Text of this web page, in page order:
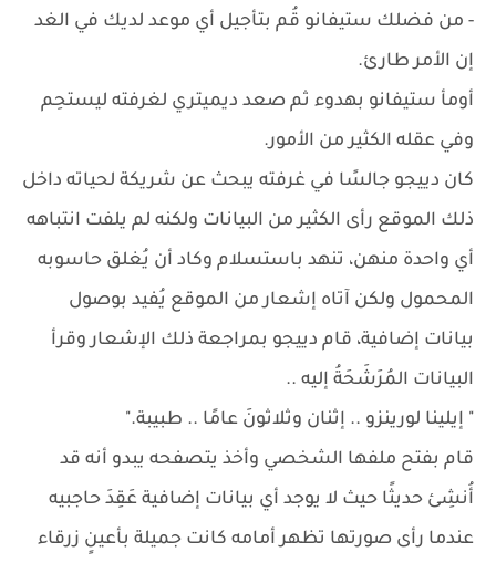
- من فضلك ستيفانو قُم بتأجيل أي موعد لديك في الغد
إن الأمر طارئ.
أومأ ستيفانو بهدوء ثم صعد ديميتري لغرفته ليستحِم
وفي عقله الكثير من الأمور.
كان دييجو جالسًا في غرفته يبحث عن شريكة لحياته داخل
ذلك الموقع رأى الكثير من البيانات ولكنه لم يلفت انتباهه
أي واحدة منهن، تنهد باستسلام وكاد أن يُغلق حاسوبه
المحمول ولكن آتاه إشعار من الموقع يُفيد بوصول
بيانات إضافية، قام دييجو بمراجعة ذلك الإشعار وقرأ
البيانات المُرَشَحَةُ إليه ..
" إيلينا لورينزو .. إثنان وثلاثونَ عامًا .. طبيبة."
قام بفتح ملفها الشخصي وأخذ يتصفحه يبدو أنه قد
أُنشِئ حديثًا حيث لا يوجد أي بيانات إضافية عَقِدَ حاجبيه
عندما رأى صورتها تظهر أمامه كانت جميلة بأعينٍ زرقاء